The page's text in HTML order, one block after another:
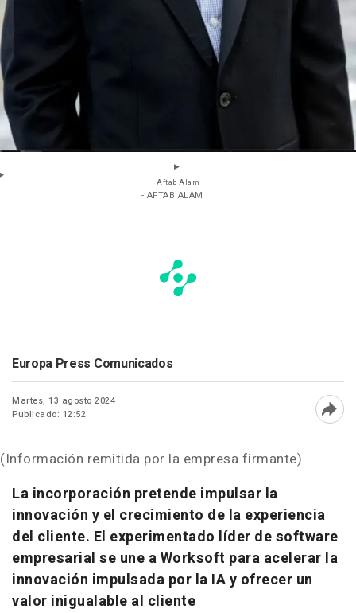
Aftab Alam
- AFTAB ALAM
Europa Press Comunicados
Martes, 13 agosto 2024
Publicado: 12:52
(Información remitida por la empresa firmante)
La incorporación pretende impulsar la
innovación y el crecimiento de la experiencia
del cliente. El experimentado líder de software
empresarial se une a Worksoft para acelerar la
innovación impulsada por la IA y ofrecer un
valor inigualable al cliente